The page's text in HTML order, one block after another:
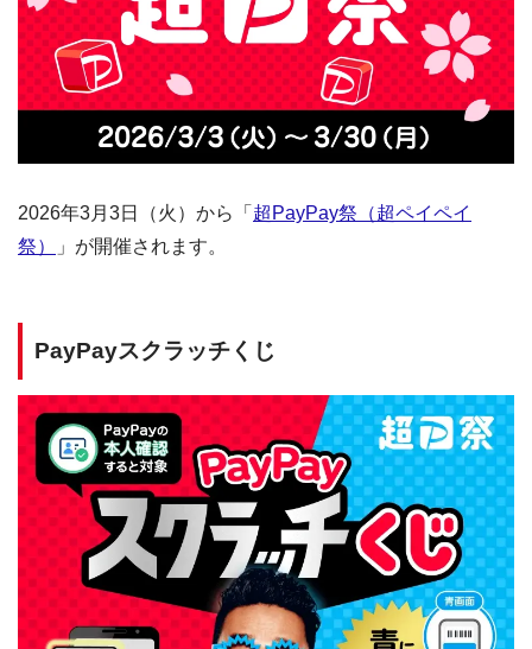
2026年3月3日（火）から「 超PayPay祭（超ペイペイ
祭）
」が開催されます。
PayPayスクラッチくじ